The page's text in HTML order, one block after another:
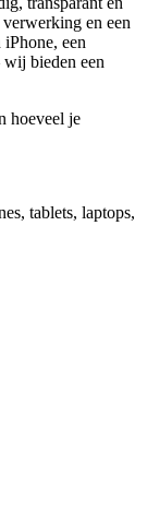
en een
een
wij bieden een
hoeveel je
tablets, laptops,